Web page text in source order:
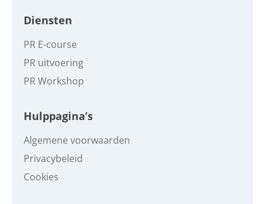
Diensten
PR E-course
PR uitvoering
PR Workshop
Hulppagina’s
Algemene voorwaarden
Privacybeleid
Cookies